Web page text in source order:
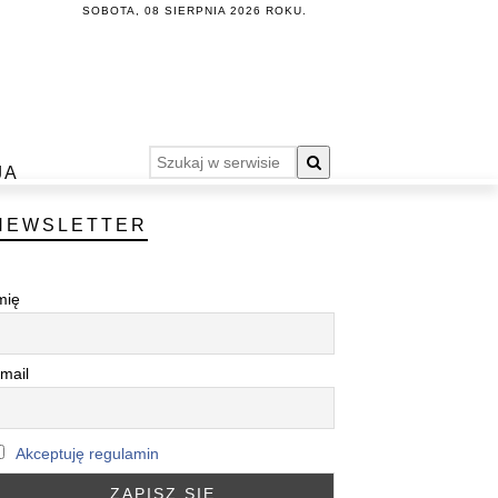
SOBOTA, 08 SIERPNIA 2026 ROKU.
Akceptuję regulamin